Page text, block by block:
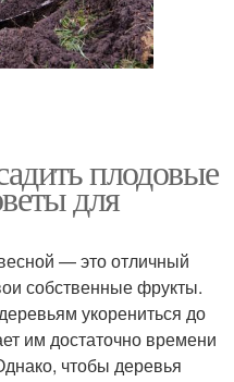
плодовые
для
— это отличный
собственные фрукты.
укорениться до
им достаточно времени
чтобы деревья